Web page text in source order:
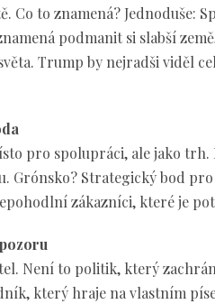
Co to znamená? Jednoduše:
podmanit si slabší
Trump by nejradši viděl
pro spolupráci, ale jako trh.
Grónsko? Strategický bod
zákazníci, které je
Není to politik, který
který hraje na vlastním